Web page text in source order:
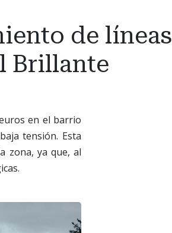
de líneas
Brillante
en el barrio
tensión. Esta
zona, ya que, al